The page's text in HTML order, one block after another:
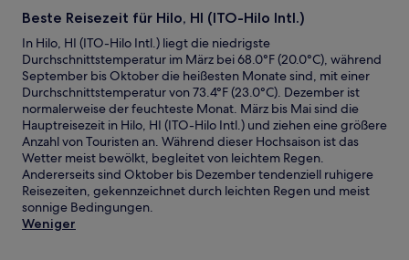
Beste Reisezeit für Hilo, HI (ITO-Hilo Intl.)
In Hilo, HI (ITO-Hilo Intl.) liegt die niedrigste
Durchschnittstemperatur im März bei 68.0°F (20.0°C), während
September bis Oktober die heißesten Monate sind, mit einer
Durchschnittstemperatur von 73.4°F (23.0°C). Dezember ist
normalerweise der feuchteste Monat. März bis Mai sind die
Hauptreisezeit in Hilo, HI (ITO-Hilo Intl.) und ziehen eine größere
Anzahl von Touristen an. Während dieser Hochsaison ist das
Wetter meist bewölkt, begleitet von leichtem Regen.
Andererseits sind Oktober bis Dezember tendenziell ruhigere
Reisezeiten, gekennzeichnet durch leichten Regen und meist
sonnige Bedingungen.
Weniger